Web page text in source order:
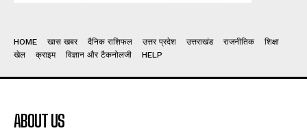
HOME खास खबर दैनिक राशिफल उत्तर प्रदेश उत्तराखंड राजनीतिक
शिक्षा
खेल
क्राइम विज्ञान और टैकनोलजी HELP
ABOUT US